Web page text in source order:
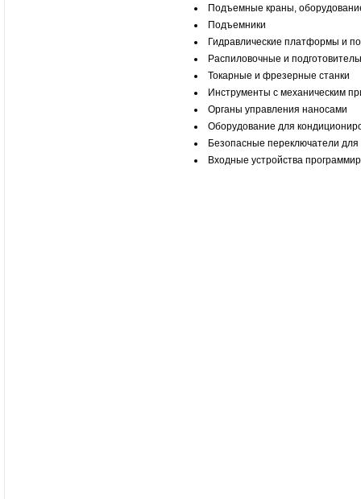
Подъемные краны,
Подъемники
Гидравлические платформы и
Распиловочные и
Токарные и фрезерные станки
Инструменты с механическим
Органы управления наносами
Оборудование для
Безопасные переключатели для
Входные устройства